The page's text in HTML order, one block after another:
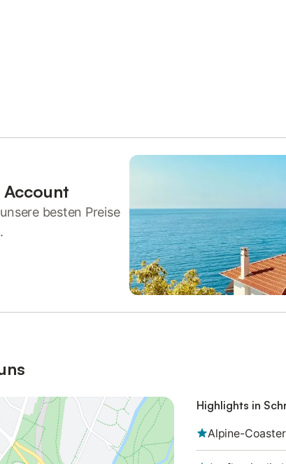
Account
besten Preise
Highlights in
Alpine-